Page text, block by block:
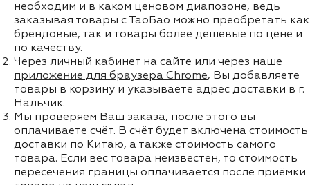
необходим и в каком ценовом диапозоне, ведь
заказывая товары с ТаоБао можно преобретать как
брендовые, так и товары более дешевые по цене и
по качеству.
Через личный кабинет на сайте или через наше
приложение для браузера Chrome, Вы добавляете
товары в корзину и указываете адрес доставки в г.
Нальчик.
Мы проверяем Ваш заказа, после этого вы
оплачиваете счёт. В счёт будет включена стоимость
доставки по Китаю, а также стоимость самого
товара. Если вес товара неизвестен, то стоимость
пересечения границы оплачивается после приёмки